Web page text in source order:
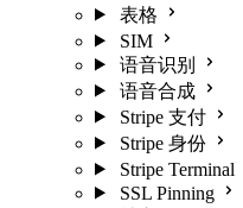
表格
SIM
语音识别
语音合成
Stripe 支付
Stripe 身份
Stripe Terminal
SSL Pinning